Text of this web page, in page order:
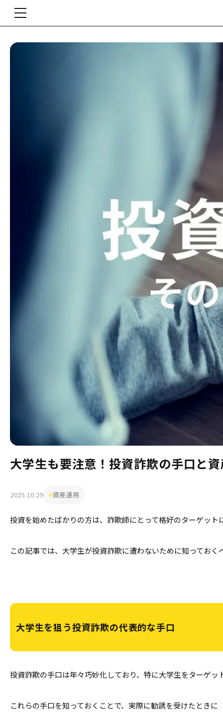
大学生も要注意！投資詐欺の手口と
2025.10.29 資産運用
投資を始めたばかりの方は、詐欺師にとって格好のターゲッ
この記事では、大学生が投資詐欺に遭わないために知ってお
大学生を狙う投資詐欺の代表的な手口
投資詐欺の手口は年々巧妙化しており、特に大学生をターゲ
これらの手口を知っておくことで、実際に勧誘を受けたとき